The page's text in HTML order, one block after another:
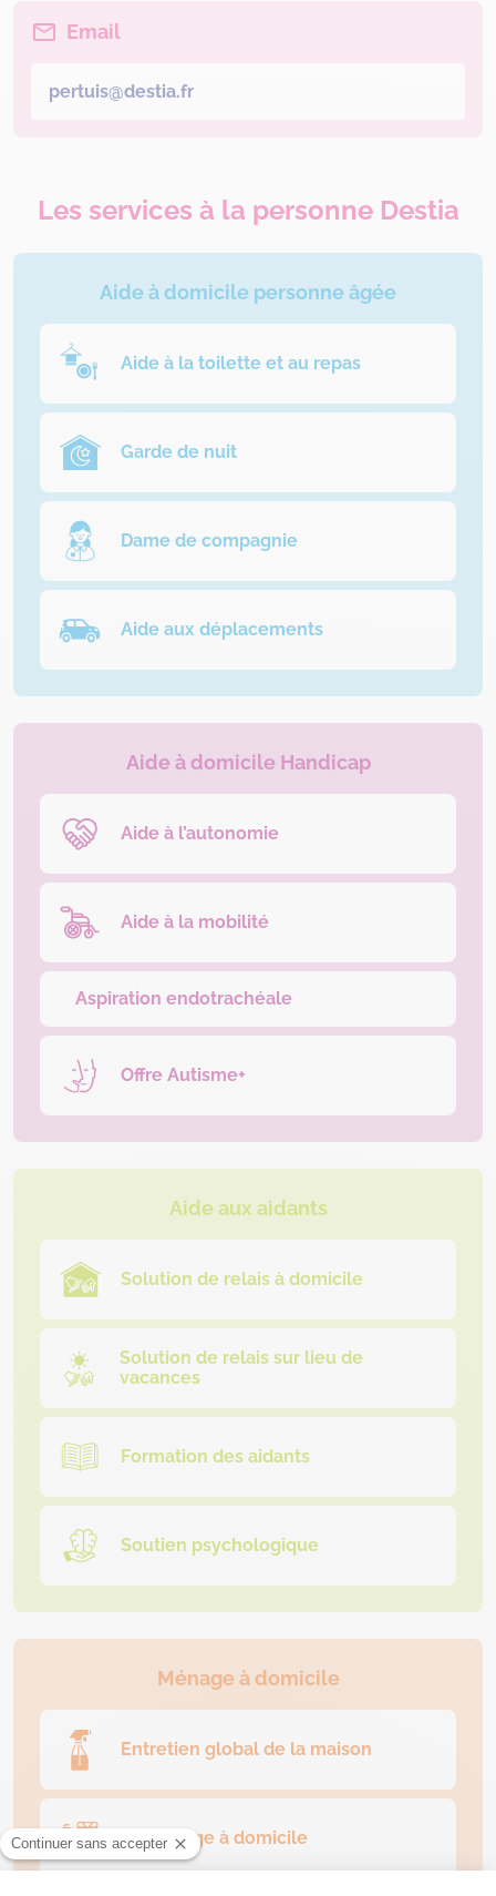
Les services à la personne Destia
Aide à domicile personne âgée
Aide à la toilette et au repas
Garde de nuit
Dame de compagnie
Aide aux déplacements
Aide à domicile Handicap
Aide à l’autonomie
Aide à la mobilité
Aspiration endotrachéale
Offre Autisme+
Aide aux aidants
Solution de relais à domicile
Solution de relais sur lieu de
vacances
Formation des aidants
Soutien psychologique
Ménage à domicile
Entretien global de la maison
Repassage à domicile
Email
pertuis@destia.fr